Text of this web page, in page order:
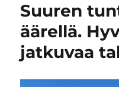
Suuren
äärellä.
jatkuvaa